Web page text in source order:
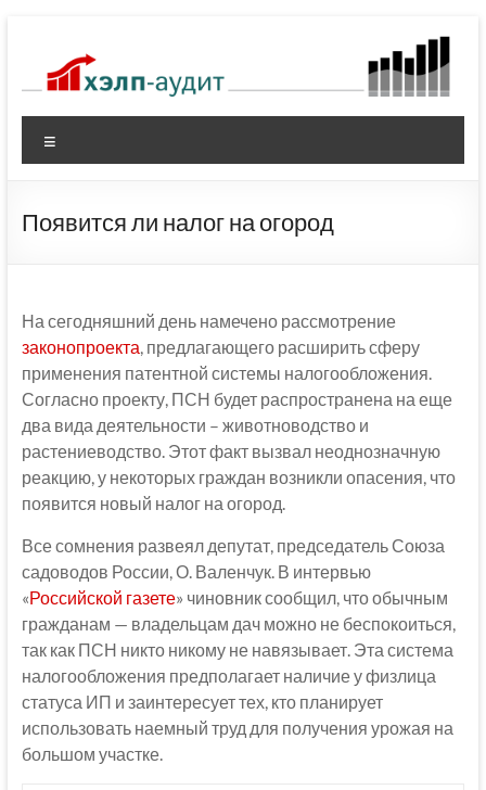
содержимому
Появится ли налог на огород
На сегодняшний день намечено рассмотрение
законопроекта, предлагающего расширить сферу
применения патентной системы налогообложения.
Согласно проекту, ПСН будет распространена на еще
два вида деятельности – животноводство и
растениеводство. Этот факт вызвал неоднозначную
реакцию, у некоторых граждан возникли опасения, что
появится новый налог на огород.
Все сомнения развеял депутат, председатель Союза
садоводов России, О. Валенчук. В интервью
«Российской газете» чиновник сообщил, что обычным
гражданам — владельцам дач можно не беспокоиться,
так как ПСН никто никому не навязывает. Эта система
налогообложения предполагает наличие у физлица
статуса ИП и заинтересует тех, кто планирует
использовать наемный труд для получения урожая на
большом участке.